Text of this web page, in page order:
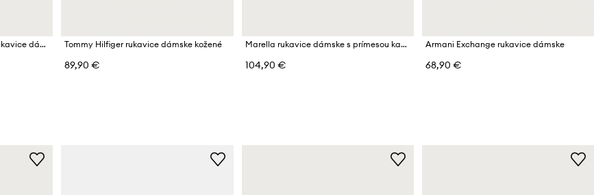
Armani Exchange vodičské rukavice dámske z imitácie kože Tommy Hilfiger rukavice dámske kožené
89,90 €
Marella rukavice dámske s prímesou kašmíru MLLVALLE
104,90 €
Armani Exchange rukavice dámske
68,90 €